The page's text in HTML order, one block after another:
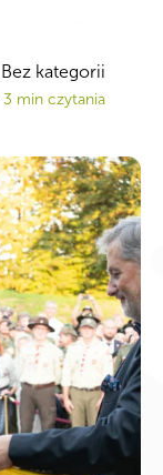
Bez kategorii
3 min czytania